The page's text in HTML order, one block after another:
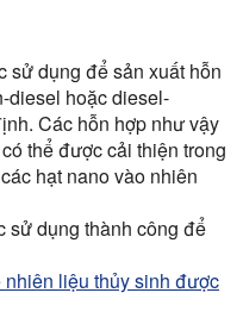
sử dụng để sản xuất hỗn
diesel hoặc diesel-
Các hỗn hợp như vậy
thể được cải thiện trong
hạt nano vào nhiên
sử dụng thành công để
liệu thủy sinh được